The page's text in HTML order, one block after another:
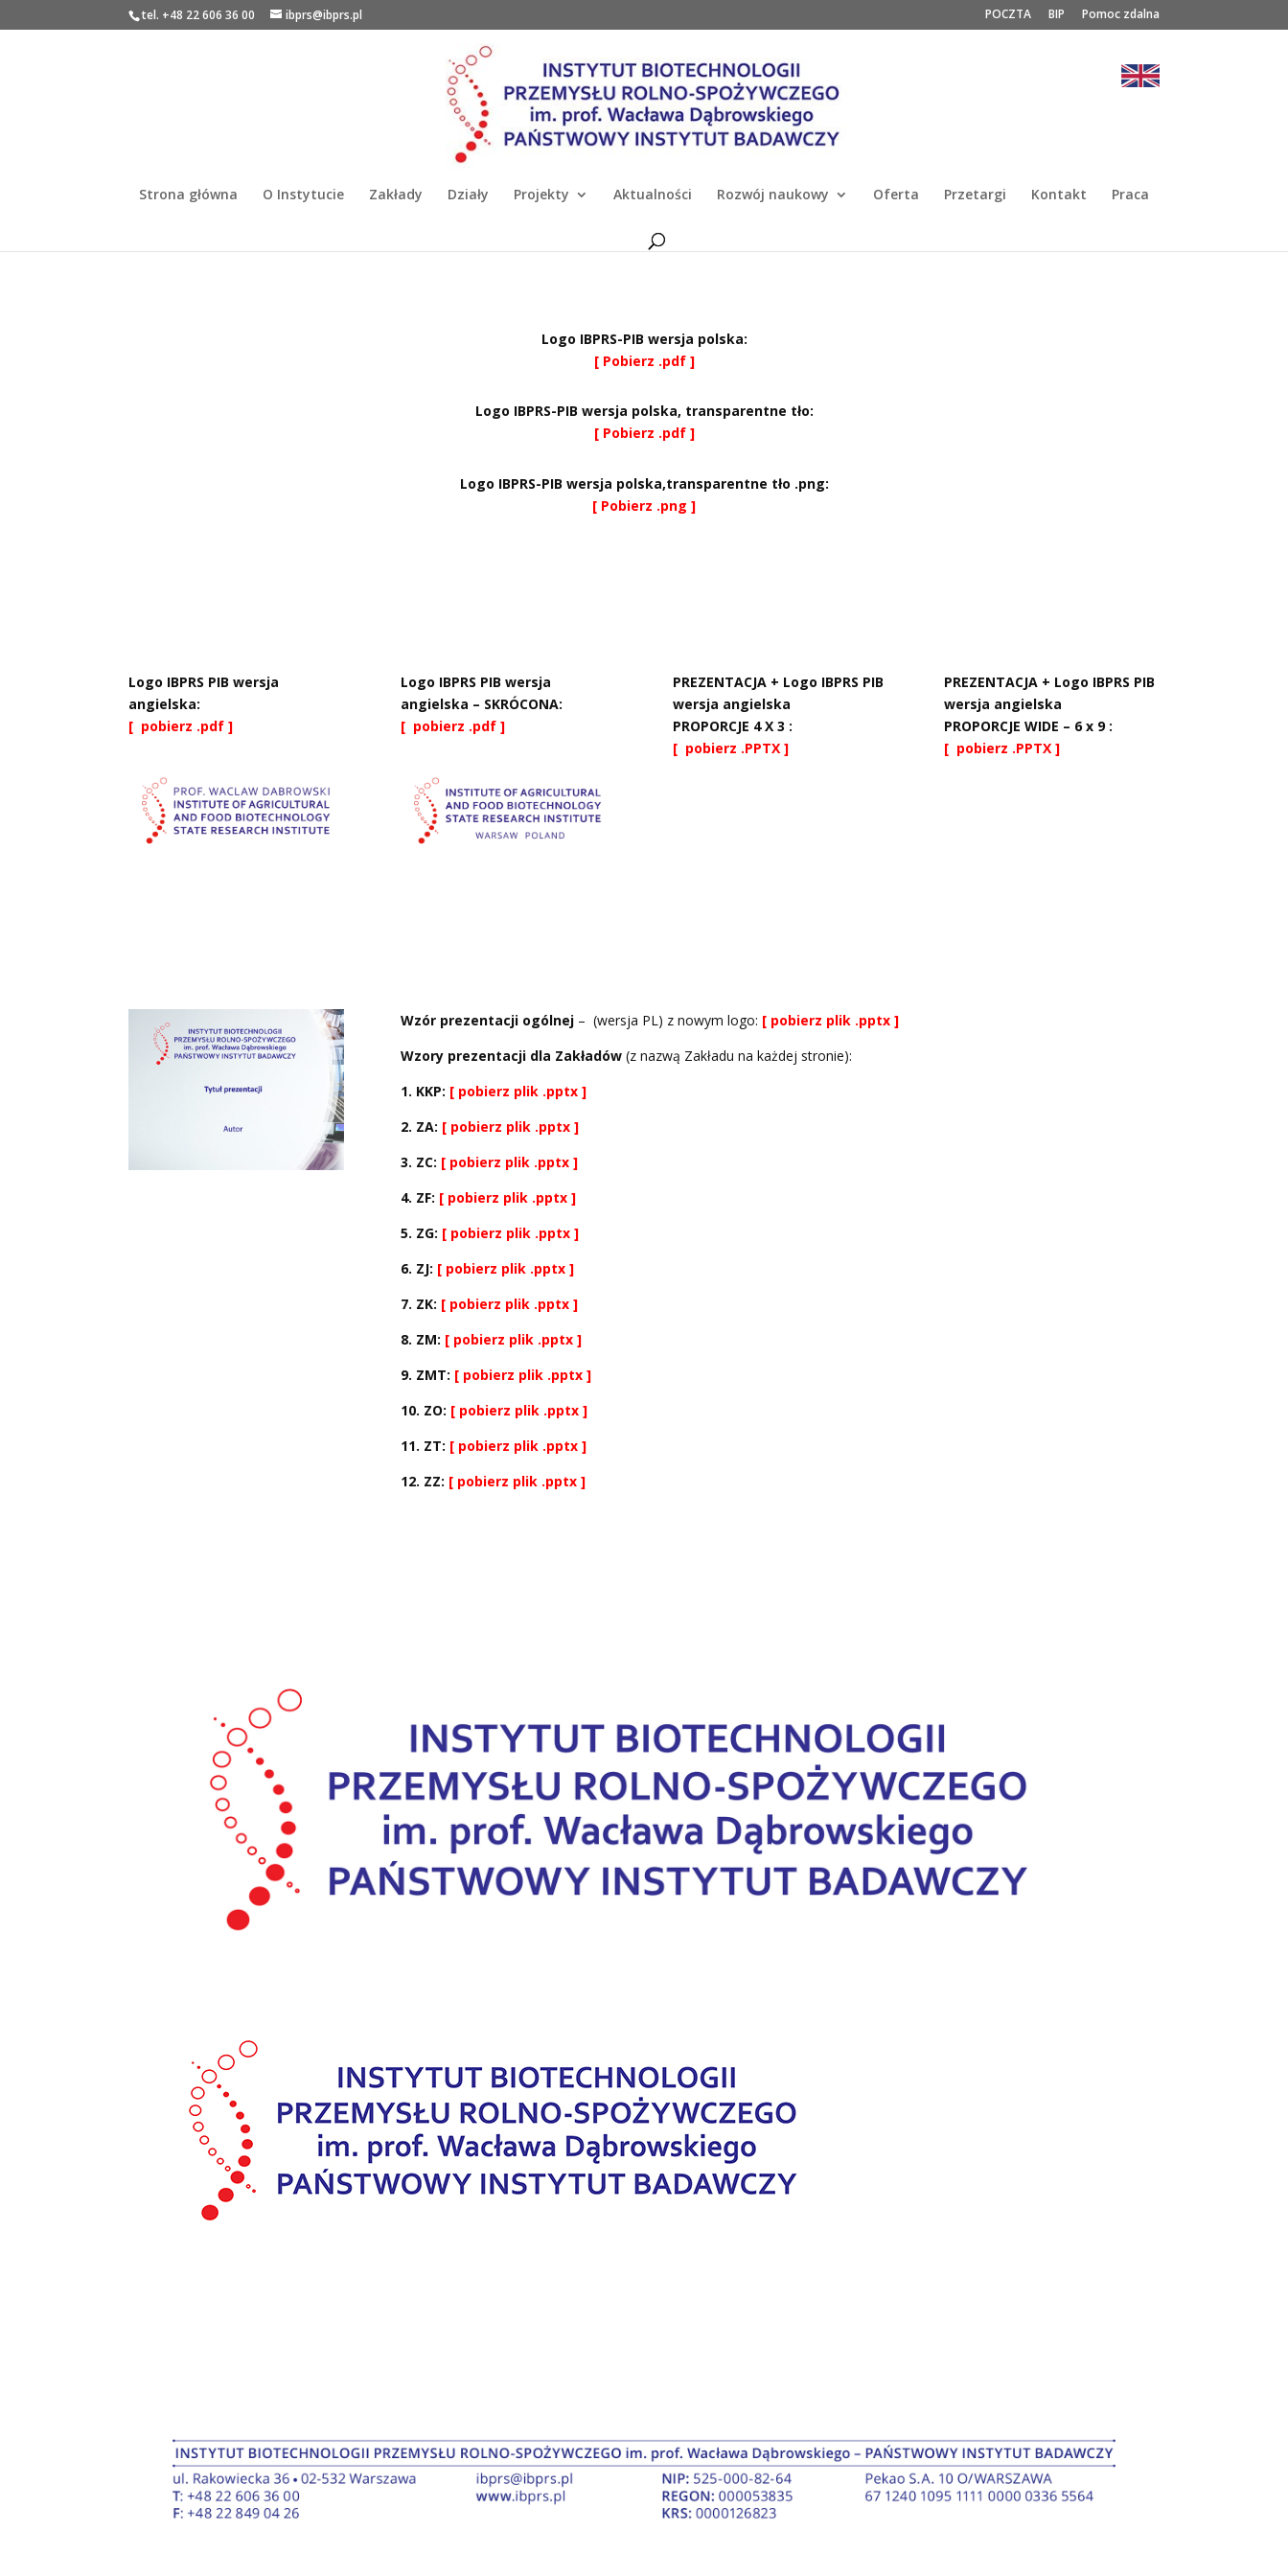
tel. +48 22 606 36 00 ibprs@ibprs.pl POCZTA BIP Pomoc zdalna
Strona główna O Instytucie Zakłady Działy Projekty Aktualności Rozwój naukowy Oferta Przetargi Kontakt Praca
Logo IBPRS-PIB wersja polska:
[ Pobierz .pdf ]
Logo IBPRS-PIB wersja polska, transparentne tło:
[ Pobierz .pdf ]
Logo IBPRS-PIB wersja polska,transparentne tło .png:
[ Pobierz .png ]
Logo IBPRS PIB wersja
angielska:
[ pobierz .pdf ]
Logo IBPRS PIB wersja
angielska – SKRÓCONA:
[ pobierz .pdf ]
PREZENTACJA + Logo IBPRS PIB
wersja angielska
PROPORCJE 4 X 3 :
[ pobierz .PPTX ]
PREZENTACJA + Logo IBPRS PIB
wersja angielska
PROPORCJE WIDE – 6 x 9 :
[ pobierz .PPTX ]
Wzór prezentacji ogólnej– (wersja PL) z nowym logo: [ pobierz plik .pptx ]
Wzory prezentacji dla Zakładów(z nazwą Zakładu na każdej stronie):
1. KKP: [ pobierz plik .pptx ]
2. ZA: [ pobierz plik .pptx ]
3. ZC: [ pobierz plik .pptx ]
4. ZF: [ pobierz plik .pptx ]
5. ZG: [ pobierz plik .pptx ]
6. ZJ: [ pobierz plik .pptx ]
7. ZK: [ pobierz plik .pptx ]
8. ZM: [ pobierz plik .pptx ]
9. ZMT: [ pobierz plik .pptx ]
10. ZO: [ pobierz plik .pptx ]
11. ZT: [ pobierz plik .pptx ]
12. ZZ: [ pobierz plik .pptx ]